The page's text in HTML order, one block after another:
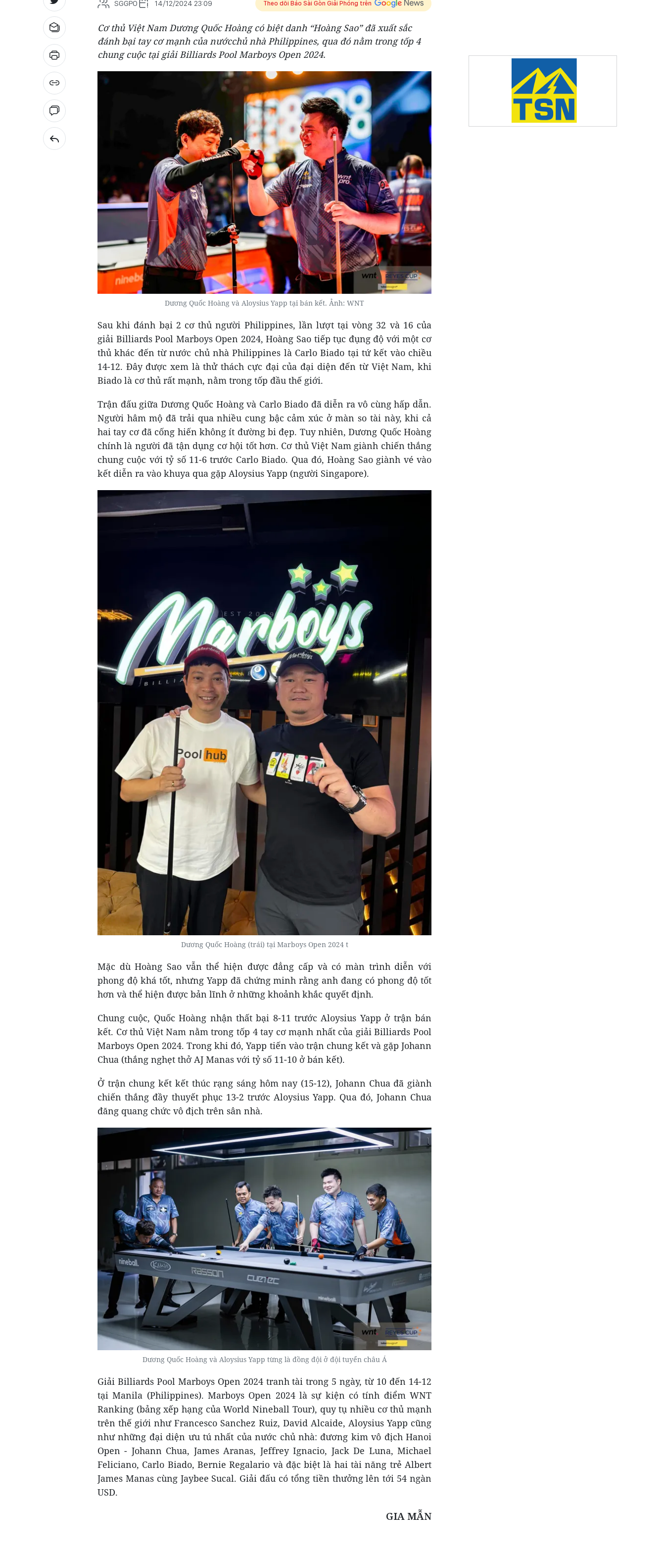
SGGPO 14/12/2024 23:09 Theo dõi Báo Sài Gòn Giải Phóng trên
Cơ thủ Việt Nam Dương Quốc Hoàng có biệt danh “Hoàng Sao” đã xuất sắc
đánh bại tay cơ mạnh của nướcchủ nhà Philippines, qua đó nằm trong tốp 4
chung cuộc tại giải Billiards Pool Marboys Open 2024.
Dương Quốc Hoàng và Aloysius Yapp tại bán kết. Ảnh: WNT
Sau khi đánh bại 2 cơ thủ người Philippines, lần lượt tại vòng 32 và 16 của
giải Billiards Pool Marboys Open 2024, Hoàng Sao tiếp tục đụng độ với một cơ
thủ khác đến từ nước chủ nhà Philippines là Carlo Biado tại tứ kết vào chiều
14-12. Đây được xem là thử thách cực đại của đại diện đến từ Việt Nam, khi
Biado là cơ thủ rất mạnh, nằm trong tốp đầu thế giới.
Trận đấu giữa Dương Quốc Hoàng và Carlo Biado đã diễn ra vô cùng hấp dẫn.
Người hâm mộ đã trải qua nhiều cung bậc cảm xúc ở màn so tài này, khi cả
hai tay cơ đã cống hiến không ít đường bi đẹp. Tuy nhiên, Dương Quốc Hoàng
chính là người đã tận dụng cơ hội tốt hơn. Cơ thủ Việt Nam giành chiến thắng
chung cuộc với tỷ số 11-6 trước Carlo Biado. Qua đó, Hoàng Sao giành vé vào
kết diễn ra vào khuya qua gặp Aloysius Yapp (người Singapore).
Dương Quốc Hoàng (trái) tại Marboys Open 2024 t
Mặc dù Hoàng Sao vẫn thể hiện được đẳng cấp và có màn trình diễn với
phong độ khá tốt, nhưng Yapp đã chứng minh rằng anh đang có phong độ tốt
hơn và thể hiện được bản lĩnh ở những khoảnh khắc quyết định.
Chung cuộc, Quốc Hoàng nhận thất bại 8-11 trước Aloysius Yapp ở trận bán
kết. Cơ thủ Việt Nam nằm trong tốp 4 tay cơ mạnh nhất của giải Billiards Pool
Marboys Open 2024. Trong khi đó, Yapp tiến vào trận chung kết và gặp Johann
Chua (thắng nghẹt thở AJ Manas với tỷ số 11-10 ở bán kết).
Ở trận chung kết kết thúc rạng sáng hôm nay (15-12), Johann Chua đã giành
chiến thắng đầy thuyết phục 13-2 trước Aloysius Yapp. Qua đó, Johann Chua
đăng quang chức vô địch trên sân nhà.
Dương Quốc Hoàng và Aloysius Yapp từng là đồng đội ở đội tuyển châu Á
Giải Billiards Pool Marboys Open 2024 tranh tài trong 5 ngày, từ 10 đến 14-12
tại Manila (Philippines). Marboys Open 2024 là sự kiện có tính điểm WNT
Ranking (bảng xếp hạng của World Nineball Tour), quy tụ nhiều cơ thủ mạnh
trên thế giới như Francesco Sanchez Ruiz, David Alcaide, Aloysius Yapp cũng
như những đại diện ưu tú nhất của nước chủ nhà: đương kim vô địch Hanoi
Open - Johann Chua, James Aranas, Jeffrey Ignacio, Jack De Luna, Michael
Feliciano, Carlo Biado, Bernie Regalario và đặc biệt là hai tài năng trẻ Albert
James Manas cùng Jaybee Sucal. Giải đấu có tổng tiền thưởng lên tới 54 ngàn
USD.
GIA MẪN